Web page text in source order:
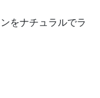
をナチュラルでラ